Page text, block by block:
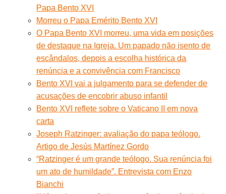
Papa Bento XVI
Morreu o Papa Emérito Bento XVI
O Papa Bento XVI morreu, uma vida em posições
de destaque na Igreja. Um papado não isento de
escândalos, depois a escolha histórica da
renúncia e a convivência com Francisco
Bento XVI vai a julgamento para se defender de
acusações de encobrir abuso infantil
Bento XVI reflete sobre o Vaticano II em nova
carta
Joseph Ratzinger: avaliação do papa teólogo.
Artigo de Jesús Martínez Gordo
“Ratzinger é um grande teólogo. Sua renúncia foi
um ato de humildade”. Entrevista com Enzo
Bianchi